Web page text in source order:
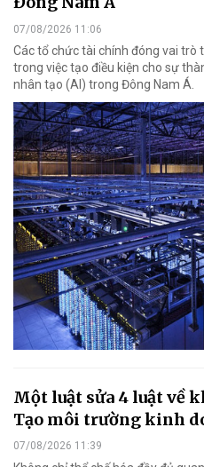
07/08/2026 11:06
Các tổ chức tài chính đóng vai trò
trong việc tạo điều kiện cho sự
nhân tạo (AI) trong Đông Nam Á.
Một luật sửa 4 luật về
Tạo môi trường kinh
07/08/2026 11:39